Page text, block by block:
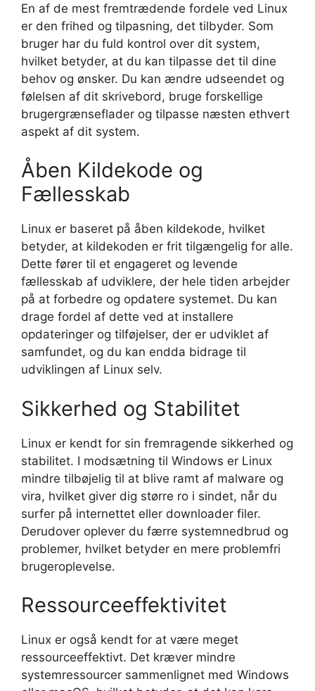
En af de mest fremtrædende fordele ved Linux
er den frihed og tilpasning, det tilbyder. Som
bruger har du fuld kontrol over dit system,
hvilket betyder, at du kan tilpasse det til dine
behov og ønsker. Du kan ændre udseendet og
følelsen af dit skrivebord, bruge forskellige
brugergrænseflader og tilpasse næsten ethvert
aspekt af dit system.
Åben Kildekode og
Fællesskab
Linux er baseret på åben kildekode, hvilket
betyder, at kildekoden er frit tilgængelig for alle.
Dette fører til et engageret og levende
fællesskab af udviklere, der hele tiden arbejder
på at forbedre og opdatere systemet. Du kan
drage fordel af dette ved at installere
opdateringer og tilføjelser, der er udviklet af
samfundet, og du kan endda bidrage til
udviklingen af Linux selv.
Sikkerhed og Stabilitet
Linux er kendt for sin fremragende sikkerhed og
stabilitet. I modsætning til Windows er Linux
mindre tilbøjelig til at blive ramt af malware og
vira, hvilket giver dig større ro i sindet, når du
surfer på internettet eller downloader filer.
Derudover oplever du færre systemnedbrud og
problemer, hvilket betyder en mere problemfri
brugeroplevelse.
Ressourceeffektivitet
Linux er også kendt for at være meget
ressourceeffektivt. Det kræver mindre
systemressourcer sammenlignet med Windows